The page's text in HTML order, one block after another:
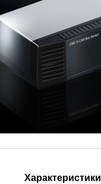
Характеристики